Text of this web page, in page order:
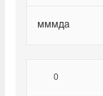
мммда
0